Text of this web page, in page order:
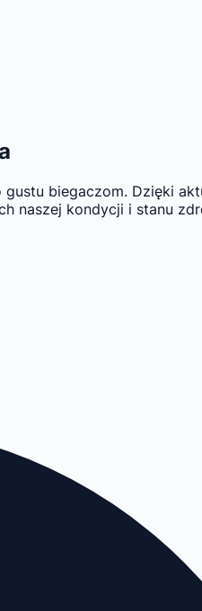
biegaczom. Dzięki
naszej kondycji i stanu